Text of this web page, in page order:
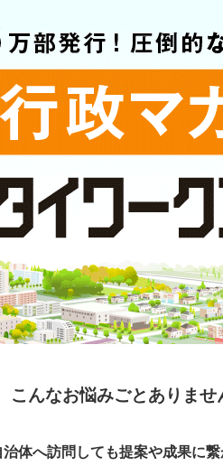
こんなお悩みごとありませ
治体へ訪問しても提案や成果に